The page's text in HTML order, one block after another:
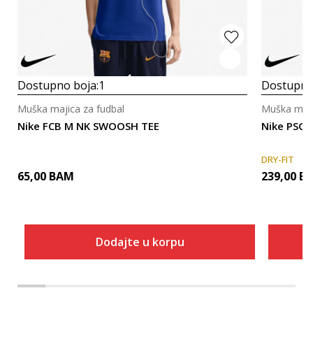
Dostupno boja:1
Nike FCB M NK SWOOSH TEE
Muška majica za fudbal
65,00 BAM
Dodajte u korpu
Nike PSG
Muška
DRY-FIT
239,00